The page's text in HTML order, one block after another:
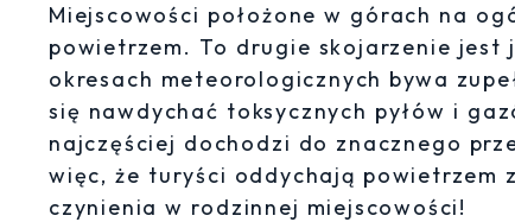
Miejscowości położone w górach na
powietrzem. To drugie skojarzenie jest
okresach meteorologicznych bywa
się nawdychać toksycznych pyłów i
najczęściej dochodzi do znacznego
więc, że turyści oddychają powietrzem
czynienia w rodzinnej miejscowości!